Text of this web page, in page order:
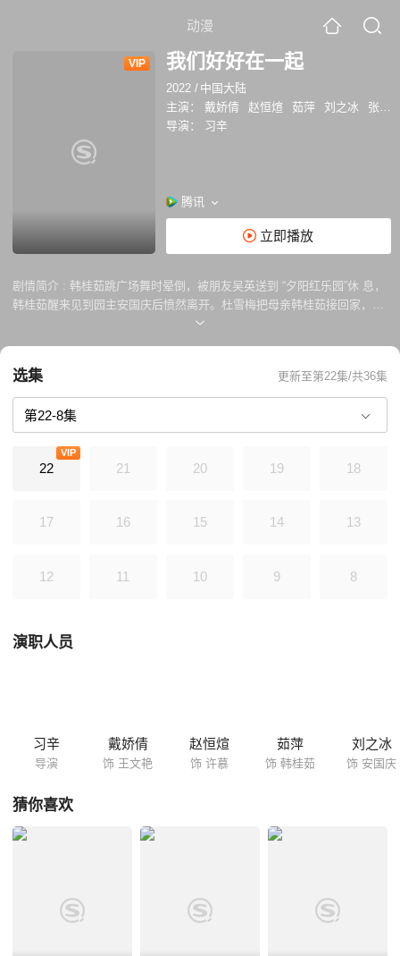
动漫
VIP 我们好好在一起
2022 / 中国大陆
主演：
戴娇倩 赵恒煊 茹萍 刘之冰
张立君
导演：
习辛
腾讯
立即播放
剧情简介 : 韩桂茹跳广场舞时晕倒，被朋友吴英送到 “夕阳红乐园”休 息，
韩桂茹醒来见到园主安国庆后愤然离开。杜雪梅把母亲韩桂茹接回家，韩
桂茹回忆实情，她曾与安国庆相恋，安国庆却为了前途抛弃了她。吴英和
选集 更新至第22集/共36集
22
VIP
21 20 19 18
17 16 15 14 13
12 11 10 9 8
演职人员
习辛
导演
戴娇倩
饰 王文艳
赵恒煊
饰 许慕
茹萍
饰 韩桂茹
刘之冰
饰 安国庆
猜你喜欢